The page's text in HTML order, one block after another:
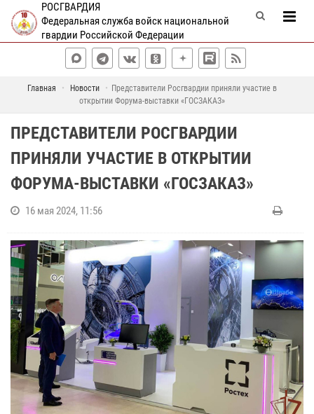
РОСГВАРДИЯ
Федеральная служба войск национальной
гвардии Российской Федерации
Главная Новости
Представители Росгвардии приняли участие в
открытии Форума-выставки «ГОСЗАКАЗ»
ПРЕДСТАВИТЕЛИ РОСГВАРДИИ
ПРИНЯЛИ УЧАСТИЕ В ОТКРЫТИИ
ФОРУМА-ВЫСТАВКИ «ГОСЗАКАЗ»
16 мая 2024, 11:56